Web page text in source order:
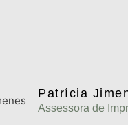
Patrícia
Assessora de